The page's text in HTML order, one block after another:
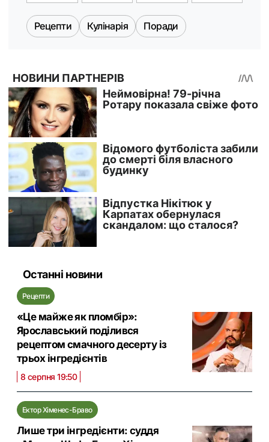
Рецепти Кулінарія Поради
Останні новини
Рецепти
«Це майже як пломбір»:
Ярославський поділився
рецептом смачного десерту із
трьох інгредієнтів
8 серпня 19:50
Ектор Хіменес-Браво
Лише три інгредієнти: суддя